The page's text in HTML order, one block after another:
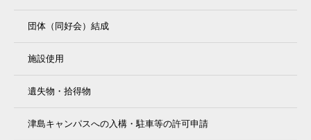
団体（同好会）結成
施設使用
遺失物・拾得物
津島キャンパスへの入構・駐車等の許可申請